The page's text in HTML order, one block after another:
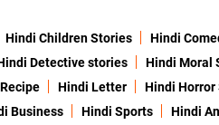
Hindi Children Stories
Hindi
Detective stories
Hindi Moral
Hindi Letter
Hindi Horror
Business Hindi Sports
Hindi